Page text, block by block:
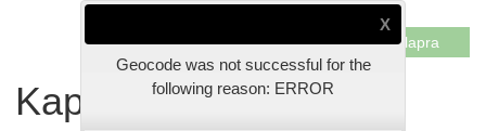
Vissza az étlapra
Kapcsolat
Geocode was not successful for the
following reason: ERROR